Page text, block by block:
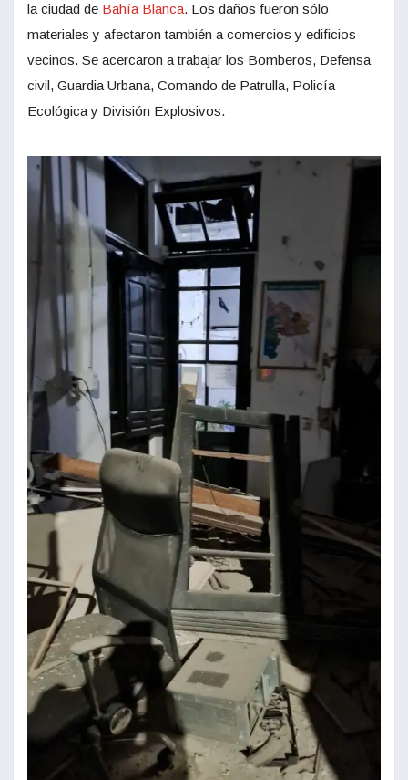
la ciudad de Bahía Blanca. Los daños fueron sólo
materiales y afectaron también a comercios y edificios
vecinos. Se acercaron a trabajar los Bomberos, Defensa
civil, Guardia Urbana, Comando de Patrulla, Policía
Ecológica y División Explosivos.